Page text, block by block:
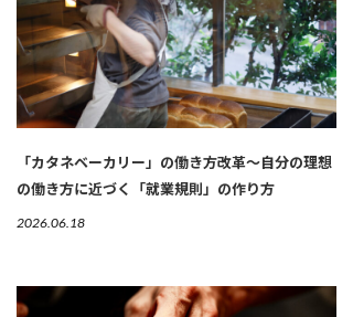
「カタネベーカリー」の働き方改革～自分の理想
の働き方に近づく「就業規則」の作り方
2026.06.18